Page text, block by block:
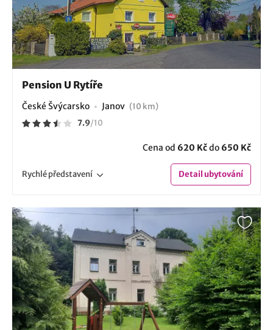
Pension U Rytíře
České Švýcarsko Janov (10 km)
7.9/10
Cena od 620 Kčdo 650 Kč
Rychlépředstavení Detailubytování